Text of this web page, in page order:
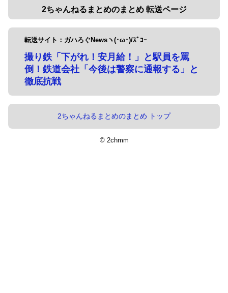
2ちゃんねるまとめのまとめ 転送ページ
転送サイト：ガハろぐNewsヽ(･ω･)/ｽﾞｺｰ
撮り鉄「下がれ！安月給！」と駅員を罵
倒！鉄道会社「今後は警察に通報する」と
徹底抗戦
2ちゃんねるまとめのまとめ トップ
© 2chmm